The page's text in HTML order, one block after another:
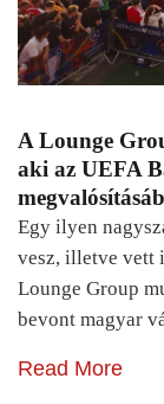
A Lounge
aki az UEFA
Egy ilyen
vesz, illetve vett
Lounge Group
bevont magyar
Read More